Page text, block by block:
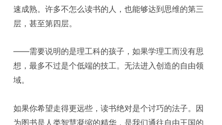
速成熟。许多不怎么读书的人，也能够达到思维的第三
层，甚至第四层。
——需要说明的是理工科的孩子，如果学理工而没有思
想，最多不过是个低端的技工。无法进入创造的自由领
域。
如果你希望走得更远些，读书绝对是个讨巧的法子。因
为图书是人类智慧凝缩的精华，是我们通往自由王国的